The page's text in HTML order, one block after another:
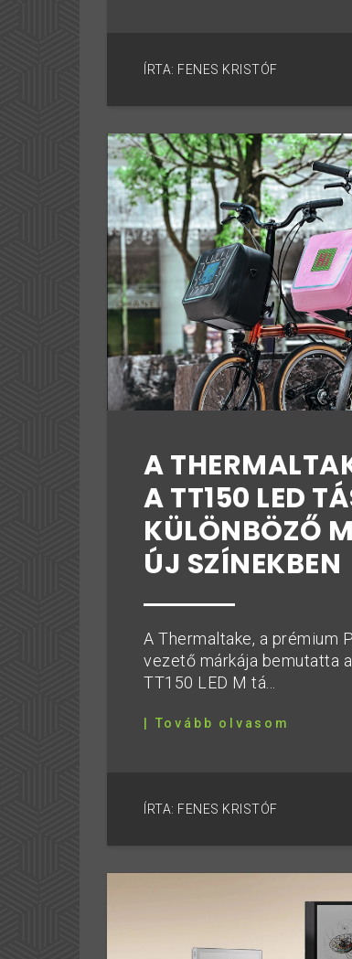
ÍRTA: FENES KRISTÓF
A
A TT150 LED
KÜLÖNBÖZŐ
ÚJ SZÍNEKBEN
A Thermaltake, a prémium
vezető márkája bemutatta
TT150 LED M tá...
| Tovább olvasom
ÍRTA: FENES KRISTÓF